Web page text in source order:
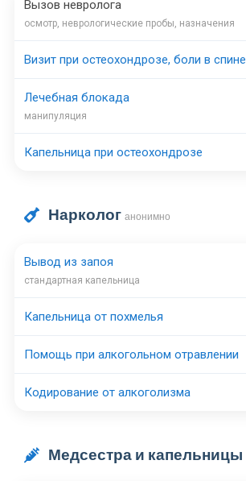
Вызов невролога
осмотр, неврологические пробы, назначения
Визит при остеохондрозе, боли в спине
Лечебная блокада
манипуляция
Капельница при остеохондрозе
Нарколог анонимно
Вывод из запоя
стандартная капельница
Капельница от похмелья
Помощь при алкогольном отравлении
Кодирование от алкоголизма
Медсестра и капельницы